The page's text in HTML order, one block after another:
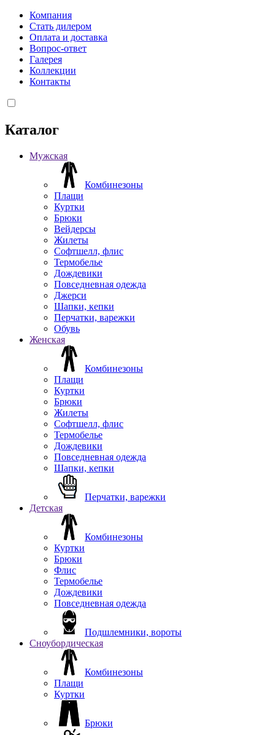
Компания
Стать дилером
Оплата и доставка
Вопрос-ответ
Галерея
Коллекции
Контакты
Каталог
Мужская
Комбинезоны
Плащи
Куртки
Брюки
Вейдерсы
Жилеты
Софтшелл, флис
Термобелье
Дождевики
Повседневная одежда
Джерси
Шапки, кепки
Перчатки, варежки
Обувь
Женская
Комбинезоны
Плащи
Куртки
Брюки
Жилеты
Софтшелл, флис
Термобелье
Дождевики
Повседневная одежда
Шапки, кепки
Перчатки, варежки
Детская
Комбинезоны
Куртки
Брюки
Флис
Термобелье
Дождевики
Повседневная одежда
Подшлемники, вороты
Сноубордическая
Комбинезоны
Плащи
Куртки
Брюки